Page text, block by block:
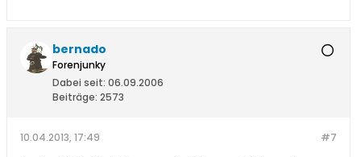
bernado
Forenjunky
Dabei seit: 06.09.2006
Beiträge: 2573
#7
10.04.2013, 17:49